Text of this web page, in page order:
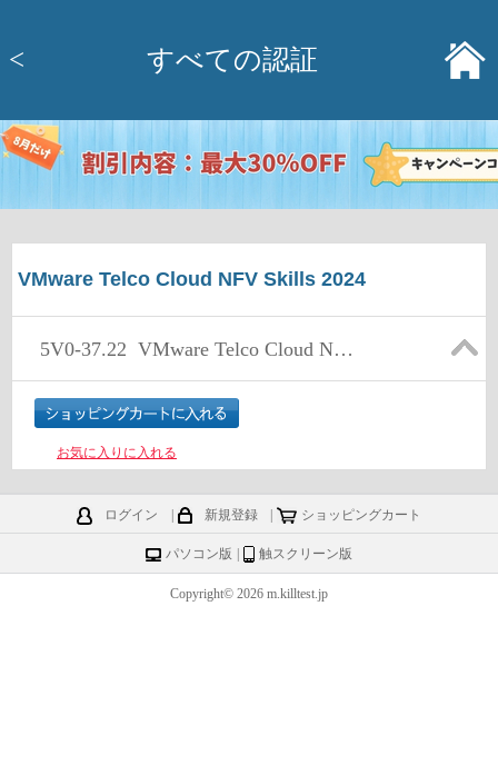
< すべての認証
VMware Telco Cloud NFV Skills 2024
5V0-37.22 VMware Telco Cloud NFV Skills
お気に入りに入れる
ログイン 新規登録 ショッピングカート
パソコン版 触スクリーン版
Copyright© 2026 m.killtest.jp